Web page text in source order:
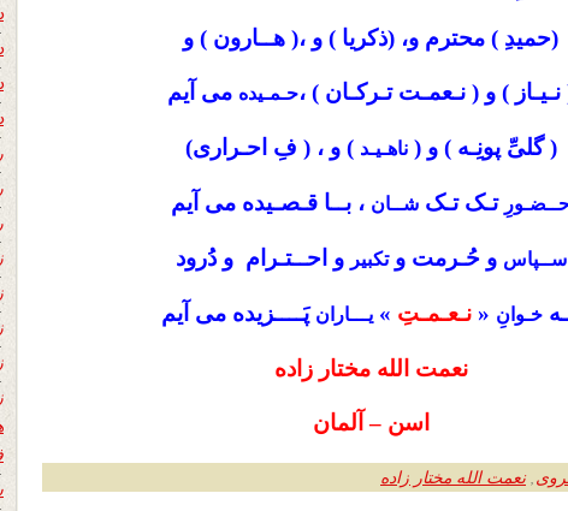
(حمیدِ ) محترم و، (ذکریا ) و ،( هــارون ) و
نـیـاز ) و ( نـعمـت تـرکـان ) ،حـمـیده می آیم
( گلیِّ پونِـه ) و (ناهـیـد ) و ، ( فِ احـراری)
تـک تـک شــان ، بــا قـصـیده می آیم
ســپاس و حُـرمت وتکبیر و احــتـرام و دُرود
خـوانِ «نـعـمـتِ »یـــاران پَــــزیده می آیم
نعمت الله مختار زاده
اسن – آلمان
,نعمت الله مختار زاده